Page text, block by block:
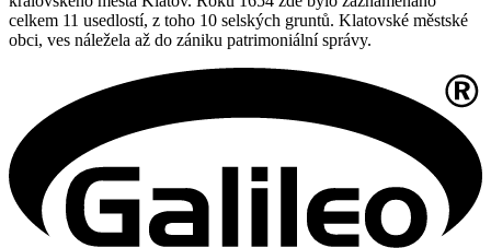
celkem 11 usedlostí, z toho 10 selských gruntů. Klatovské městské
obci, ves náležela až do zániku patrimoniální správy.